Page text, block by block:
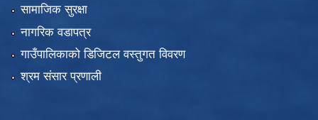
सामाजिक सुरक्षा
नागरिक वडापत्र
गाउँपालिकाको डिजिटल वस्तुगत विवरण
श्रम संसार प्रणाली